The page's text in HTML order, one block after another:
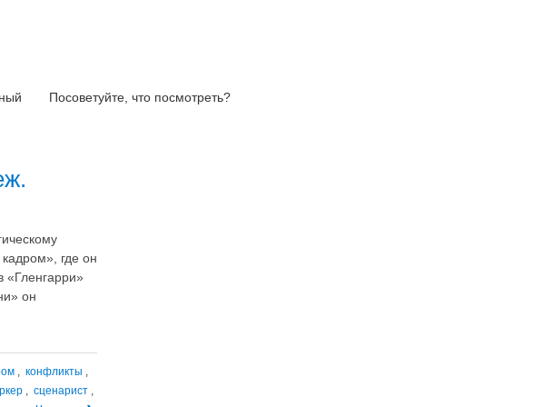
Посоветуйте, что посмотреть?
где он
«Гленгарри»
он
, конфликты ,
, сценарист ,